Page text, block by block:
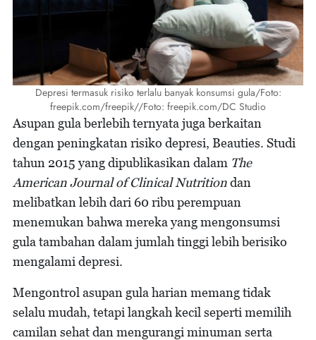
Depresi termasuk risiko terlalu banyak konsumsi gula/Foto:
freepik.com/freepik//Foto: freepik.com/DC Studio
Asupan gula berlebih ternyata juga berkaitan
dengan peningkatan risiko depresi, Beauties. Studi
tahun 2015 yang dipublikasikan dalam The
American Journal of Clinical Nutritiondan
melibatkan lebih dari 60 ribu perempuan
menemukan bahwa mereka yang mengonsumsi
gula tambahan dalam jumlah tinggi lebih berisiko
mengalami depresi.
Mengontrol asupan gula harian memang tidak
selalu mudah, tetapi langkah kecil seperti memilih
camilan sehat dan mengurangi minuman serta